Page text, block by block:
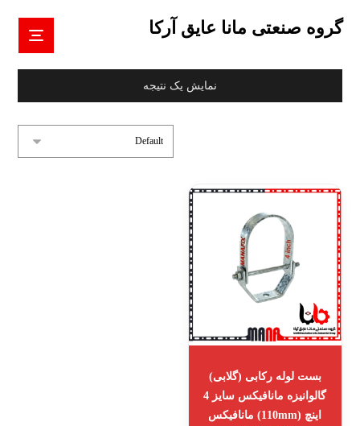
گروه صنعتی مانا عایق آرکا
نمایش یک نتیجه
بست لوله رکابی (گلابی)
گالوانیزه مانافیکس سایز 4
اینچ (110mm) مانافیکس